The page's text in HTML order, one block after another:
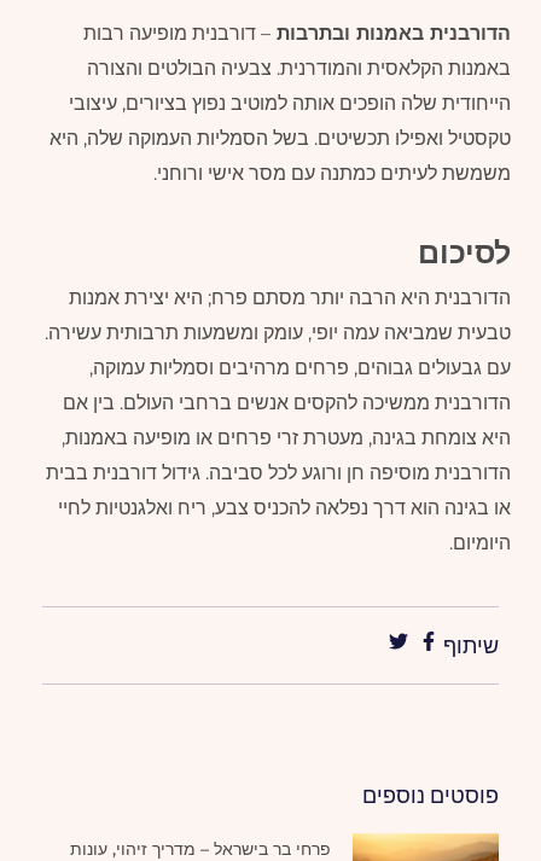
הדורבנית באמנות ובתרבות – דורבנית מופיעה רבות
באמנות הקלאסית והמודרנית. צבעיה הבולטים והצורה
הייחודית שלה הופכים אותה למוטיב נפוץ בציורים, עיצובי
טקסטיל ואפילו תכשיטים. בשל הסמליות העמוקה שלה, היא
משמשת לעיתים כמתנה עם מסר אישי ורוחני.
לסיכום
הדורבנית היא הרבה יותר מסתם פרח; היא יצירת אמנות
טבעית שמביאה עמה יופי, עומק ומשמעות תרבותית עשירה.
עם גבעולים גבוהים, פרחים מרהיבים וסמליות עמוקה,
הדורבנית ממשיכה להקסים אנשים ברחבי העולם. בין אם
היא צומחת בגינה, מעטרת זרי פרחים או מופיעה באמנות,
הדורבנית מוסיפה חן ורוגע לכל סביבה. גידול דורבנית בבית
או בגינה הוא דרך נפלאה להכניס צבע, ריח ואלגנטיות לחיי
היומיום.
שיתוף
פוסטים נוספים
פרחי בר בישראל – מדריך זיהוי, עונות